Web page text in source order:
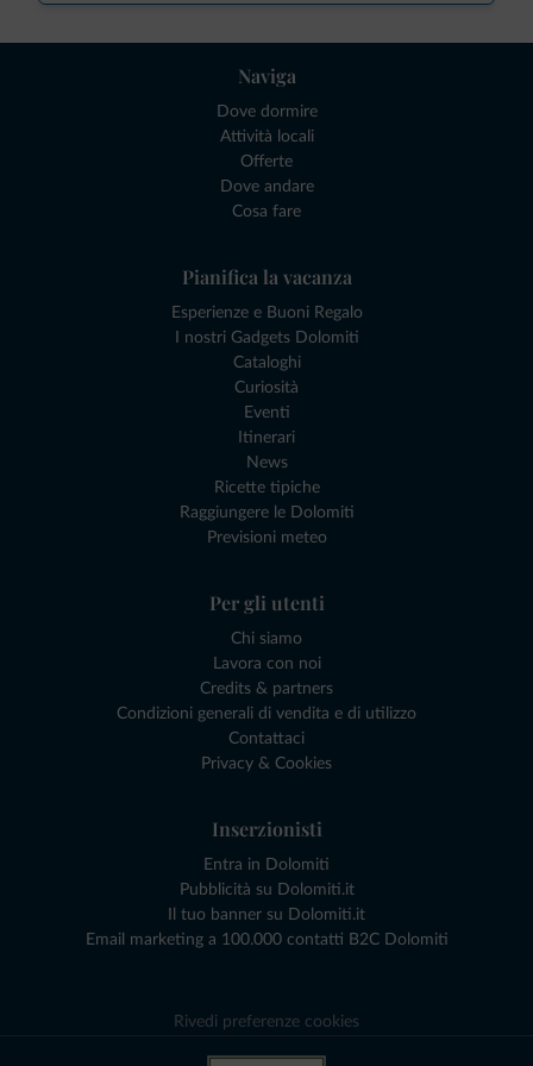
Naviga
Dove dormire
Attività locali
Offerte
Dove andare
Cosa fare
Pianifica la vacanza
Esperienze e Buoni Regalo
I nostri Gadgets Dolomiti
Cataloghi
Curiosità
Eventi
Itinerari
News
Ricette tipiche
Raggiungere le Dolomiti
Previsioni meteo
Per gli utenti
Chi siamo
Lavora con noi
Credits & partners
Condizioni generali di vendita e di utilizzo
Contattaci
Privacy & Cookies
Inserzionisti
Entra in Dolomiti
Pubblicità su Dolomiti.it
Il tuo banner su Dolomiti.it
Email marketing a 100.000 contatti B2C Dolomiti
Rivedi preferenze cookies